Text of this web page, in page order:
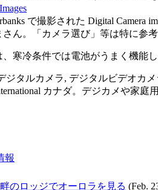
で撮影された Digital Camera
さん。「カメラ選び」等は特に参考
、寒冷条件では電池がうまく機能
ジタルカメラ, デジタルビデオカ
カナダ。デジカメや家庭
報
畔のロッジでオーロラを見る (Feb.